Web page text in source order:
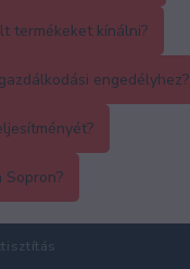
termékeket kínálni?
engedélyhez?